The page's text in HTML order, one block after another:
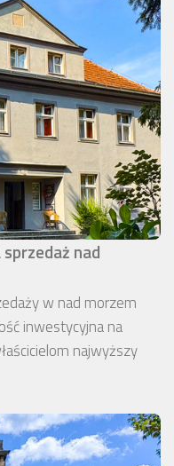
nad
w nad morzem
inwestycyjna na
najwyższy